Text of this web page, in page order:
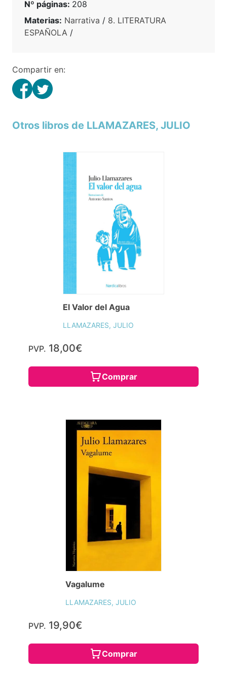
Nº páginas: 208
Materias: Narrativa / 8. LITERATURA
ESPAÑOLA /
Compartir en:
Otros libros de LLAMAZARES, JULIO
El Valor del Agua
LLAMAZARES, JULIO
PVP. 18,00€
Comprar
Vagalume
LLAMAZARES, JULIO
PVP. 19,90€
Comprar